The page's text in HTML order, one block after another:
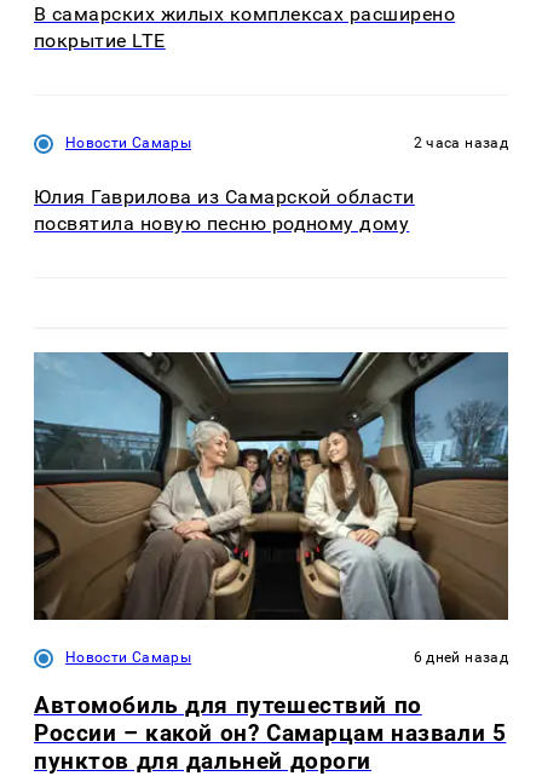
В самарских жилых комплексах расширено
покрытие LTE
Новости Самары 2 часа назад
Юлия Гаврилова из Самарской области
посвятила новую песню родному дому
Новости Самары 6 дней назад
Автомобиль для путешествий по
России – какой он? Самарцам назвали 5
пунктов для дальней дороги